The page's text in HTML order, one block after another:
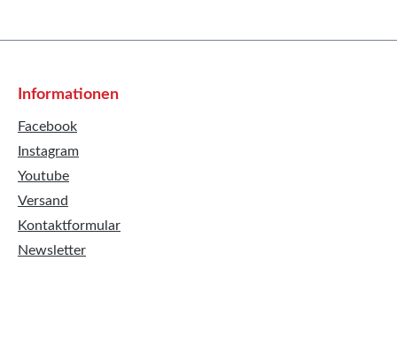
Informationen
Facebook
Instagram
Youtube
Versand
Kontaktformular
Newsletter